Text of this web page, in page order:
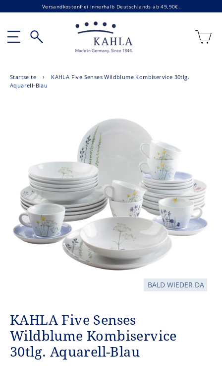
Inhalt
Versandkostenfrei innerhalb Deutschlands ab 49,90€.
Seitennavigation
Startseite ›
KAHLA Five Senses Wildblume Kombiservice 30tlg.
Aquarell-Blau
BALD WIEDER DA
KAHLA Five Senses
Wildblume Kombiservice
30tlg. Aquarell-Blau